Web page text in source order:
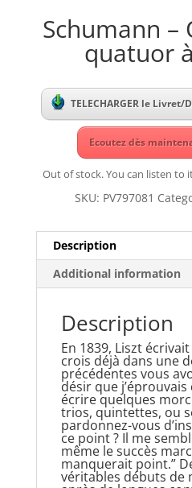
Schumann
quatuor
TELECHARGER le
Ecoutez dès
Out of stock. You can listen to
SKU: PV797081
Description
Additional information
Description
En 1839, Liszt
crois déjà dans une
précédentes vous
désir que
écrire quelques
trios, quintettes, ou
pardonnez-vous
ce point ? Il me
même le succès
manquerait point.”
véritables débuts de